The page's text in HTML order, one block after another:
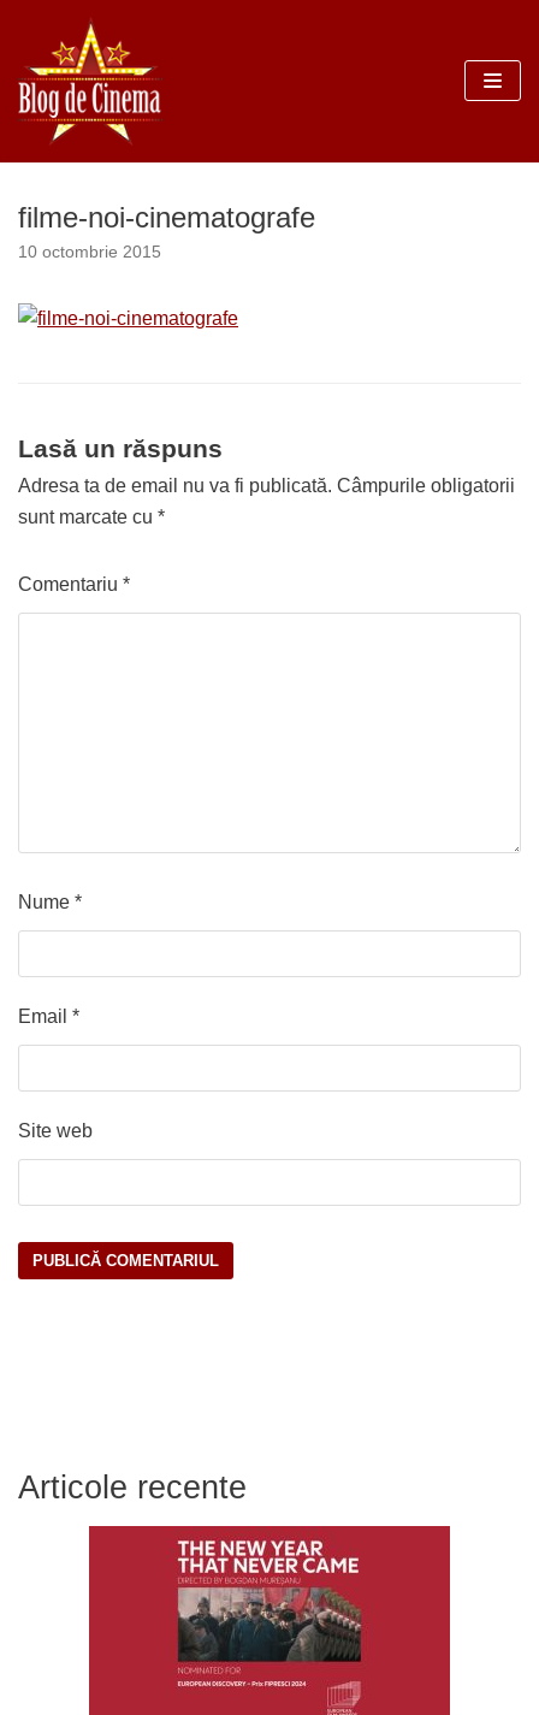
Sari
la
conținut
filme-noi-cinematografe
10 octombrie 2015
Lasă un răspuns
Adresa ta de email nu va fi publicată. Câmpurile obligatorii
sunt marcate cu *
Comentariu *
Nume *
Email *
Site web
Articole recente